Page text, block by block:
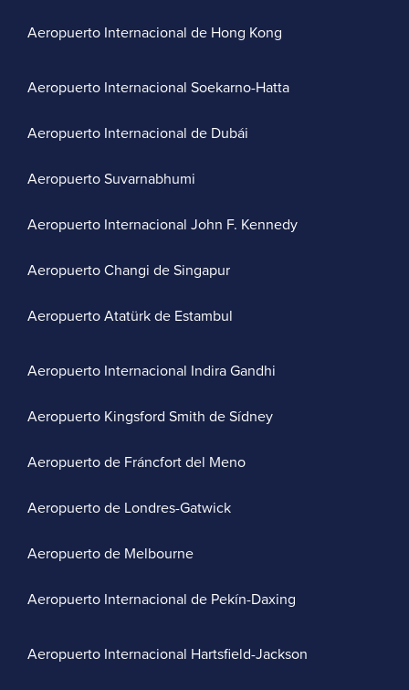
Aeropuerto Internacional de Hong Kong
Aeropuerto Internacional Soekarno-Hatta
Aeropuerto Internacional de Dubái
Aeropuerto Suvarnabhumi
Aeropuerto Internacional John F. Kennedy
Aeropuerto Changi de Singapur
Aeropuerto Atatürk de Estambul
Aeropuerto Internacional Indira Gandhi
Aeropuerto Kingsford Smith de Sídney
Aeropuerto de Fráncfort del Meno
Aeropuerto de Londres-Gatwick
Aeropuerto de Melbourne
Aeropuerto Internacional de Pekín-Daxing
Aeropuerto Internacional Hartsfield-Jackson